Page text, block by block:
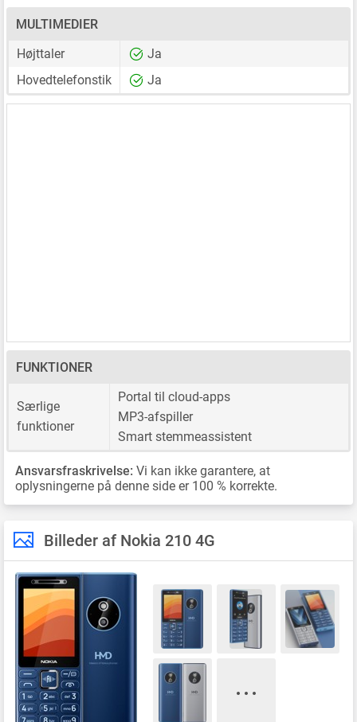
MULTIMEDIER
Højttaler
Ja
Hovedtelefonstik
Ja
FUNKTIONER
Særlige
funktioner
Portal til cloud-apps
MP3-afspiller
Smart stemmeassistent
Ansvarsfraskrivelse: Vi kan ikke garantere, at
oplysningerne på denne side er 100 % korrekte.
Billeder af Nokia 210 4G